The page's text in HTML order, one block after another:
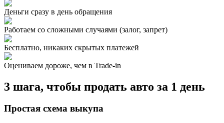
Деньги сразу в день обращения
Работаем со сложными случаями (залог, запрет)
Бесплатно, никаких скрытых платежей
Оцениваем дороже, чем в Trade‑in
3 шага, чтобы продать авто за 1 день
Простая схема выкупа